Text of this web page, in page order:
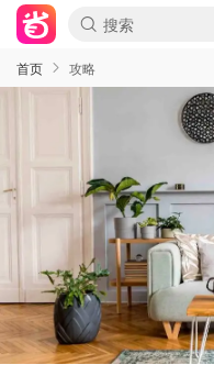
首页 攻略